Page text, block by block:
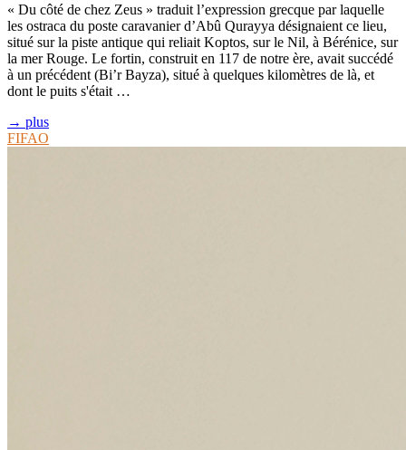
« Du côté de chez Zeus » traduit l’expression grecque par laquelle
les ostraca du poste caravanier d’Abû Qurayya désignaient ce lieu,
situé sur la piste antique qui reliait Koptos, sur le Nil, à Bérénice, sur
la mer Rouge. Le fortin, construit en 117 de notre ère, avait succédé
à un précédent (Bi’r Bayza), situé à quelques kilomètres de là, et
dont le puits s'était …
→ plus
FIFAO